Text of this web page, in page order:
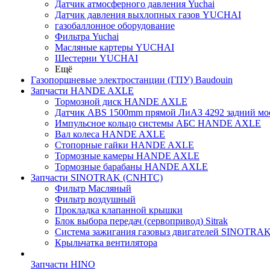
Датчик атмосферного давления Yuchai
Датчик давления выхлопных газов YUCHAI
газобаллонное оборудование
Фильтра Yuchai
Масляные картеры YUCHAI
Шестерни YUCHAI
Ещё
Газопоршневые электростанции (ГПУ) Baudouin
Запчасти HANDE AXLE
Тормозной диск HANDE AXLE
Датчик ABS 1500mm прямой ЛиАЗ 4292 задний
Импульсное кольцо системы АБС HANDE AXLE
Вал колеса HANDE AXLE
Стопорные гайки HANDE AXLE
Тормозные камеры HANDE AXLE
Тормозные барабаны HANDE AXLE
Запчасти SINOTRAK (CNHTC)
Фильтр Масляный
Фильтр воздушный
Прокладка клапанной крышки
Блок выбора передач (сервопривод) Sitrak
Система зажигания газовыз двигателей
Крыльчатка вентилятора
Запчасти HINO